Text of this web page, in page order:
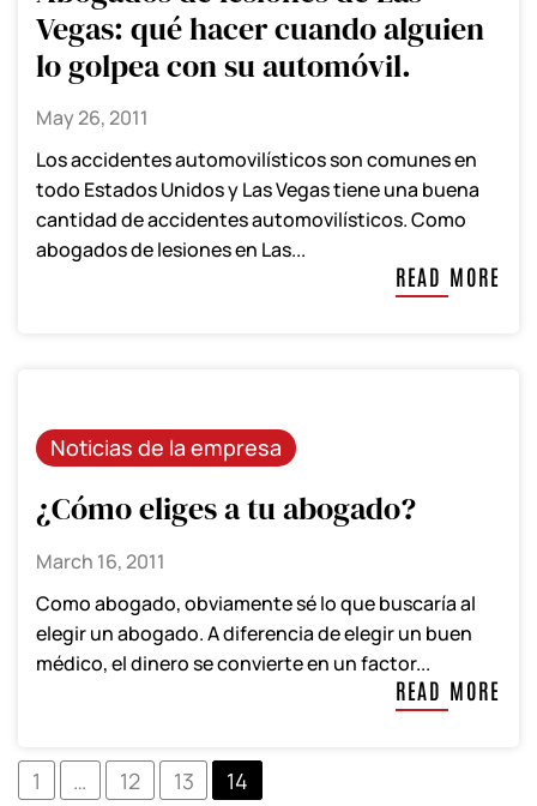
Vegas: qué hacer cuando alguien
lo golpea con su automóvil.
May 26, 2011
Los accidentes automovilísticos son comunes en
todo Estados Unidos y Las Vegas tiene una buena
cantidad de accidentes automovilísticos. Como
abogados de lesiones en Las...
READ MORE
Noticias de la empresa
¿Cómo eliges a tu abogado?
March 16, 2011
Como abogado, obviamente sé lo que buscaría al
elegir un abogado. A diferencia de elegir un buen
médico, el dinero se convierte en un factor...
READ MORE
1 … 12 13 14